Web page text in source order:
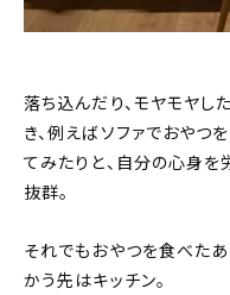
落ち込んだり、モヤモヤし
き、例えばソファでおやつ
てみたりと、自分の心身
抜群。
それでもおやつを食べたあ
かう先はキッチン。